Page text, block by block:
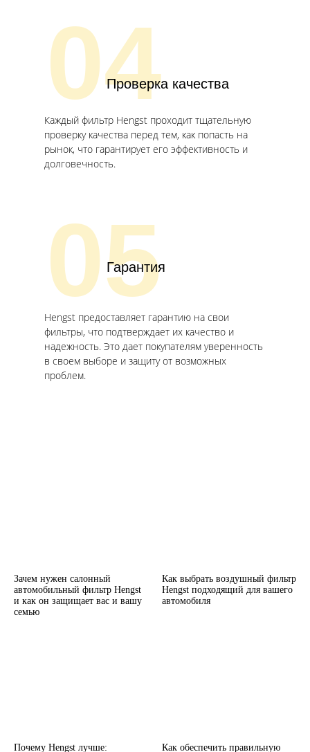
04Проверка качества
Каждый фильтр Hengst проходит тщательную
проверку качества перед тем, как попасть на
рынок, что гарантирует его эффективность и
долговечность.
05
Гарантия
Hengst предоставляет гарантию на свои
фильтры, что подтверждает их качество и
надежность. Это дает покупателям уверенность
в своем выборе и защиту от возможных
проблем.
Зачем нужен салонный
автомобильный фильтр Hengst
и как он защищает вас и вашу
семью
Как выбрать воздушный фильтр
Hengst подходящий для вашего
автомобиля
Почему Hengst лучше: Как обеспечить правильную